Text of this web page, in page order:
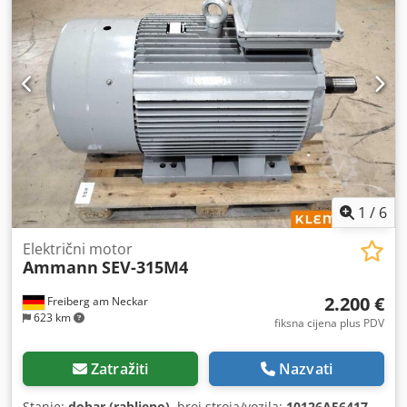
1 / 6
Freiberg am Neckar
623 km
Električni motor
Ammann SEV-315M4
2.200 €
fiksna cijena plus PDV
Zatražiti Nazvati